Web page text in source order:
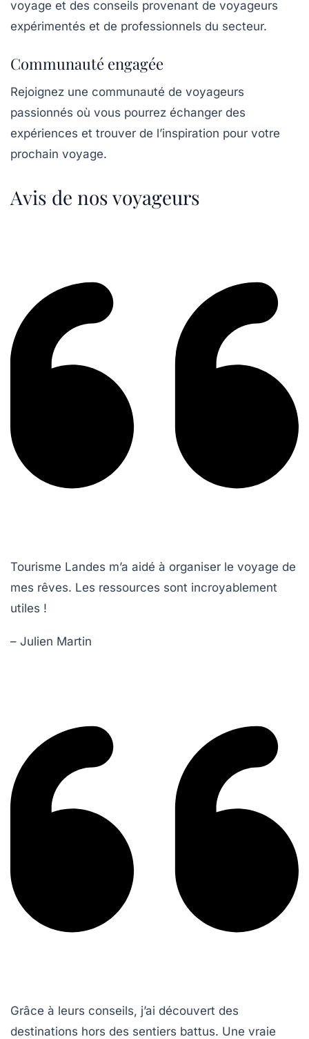
voyage et des conseils provenant de voyageurs
expérimentés et de professionnels du secteur.
Communauté engagée
Rejoignez une communauté de voyageurs
passionnés où vous pourrez échanger des
expériences et trouver de l’inspiration pour votre
prochain voyage.
Avis de nos voyageurs
Tourisme Landes m’a aidé à organiser le voyage de
mes rêves. Les ressources sont incroyablement
utiles !
– Julien Martin
Grâce à leurs conseils, j’ai découvert des
destinations hors des sentiers battus. Une vraie